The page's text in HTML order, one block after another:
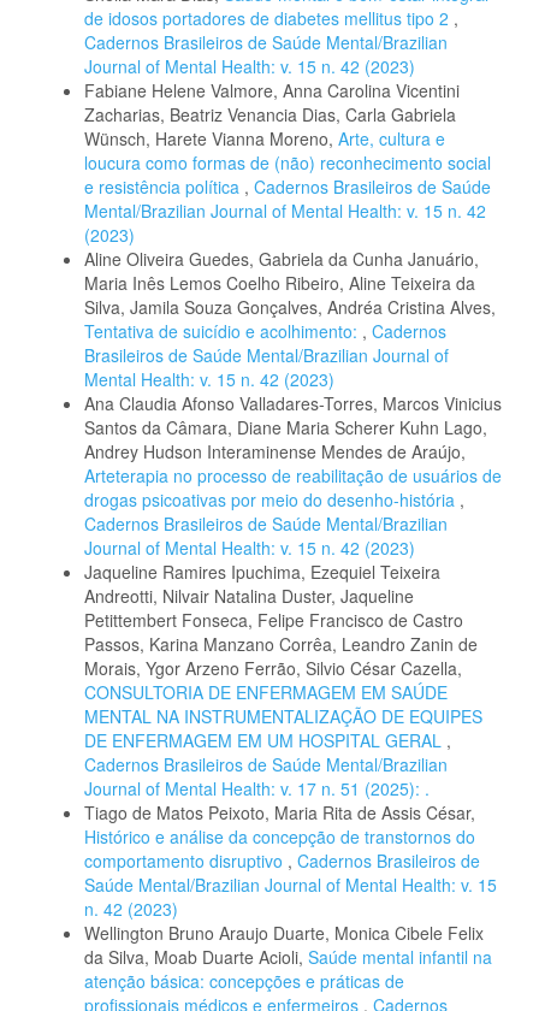
de idosos portadores de diabetes mellitus tipo 2 ,
Cadernos Brasileiros de Saúde Mental/Brazilian
Journal of Mental Health: v. 15 n. 42 (2023)
Fabiane Helene Valmore, Anna Carolina Vicentini
Zacharias, Beatriz Venancia Dias, Carla Gabriela
Wünsch, Harete Vianna Moreno, Arte, cultura e
loucura como formas de (não) reconhecimento social
e resistência política , Cadernos Brasileiros de Saúde
Mental/Brazilian Journal of Mental Health: v. 15 n. 42
(2023)
Aline Oliveira Guedes, Gabriela da Cunha Januário,
Maria Inês Lemos Coelho Ribeiro, Aline Teixeira da
Silva, Jamila Souza Gonçalves, Andréa Cristina Alves,
Tentativa de suicídio e acolhimento: , Cadernos
Brasileiros de Saúde Mental/Brazilian Journal of
Mental Health: v. 15 n. 42 (2023)
Ana Claudia Afonso Valladares-Torres, Marcos Vinicius
Santos da Câmara, Diane Maria Scherer Kuhn Lago,
Andrey Hudson Interaminense Mendes de Araújo,
Arteterapia no processo de reabilitação de usuários de
drogas psicoativas por meio do desenho-história ,
Cadernos Brasileiros de Saúde Mental/Brazilian
Journal of Mental Health: v. 15 n. 42 (2023)
Jaqueline Ramires Ipuchima, Ezequiel Teixeira
Andreotti, Nilvair Natalina Duster, Jaqueline
Petittembert Fonseca, Felipe Francisco de Castro
Passos, Karina Manzano Corrêa, Leandro Zanin de
Morais, Ygor Arzeno Ferrão, Silvio César Cazella,
CONSULTORIA DE ENFERMAGEM EM SAÚDE
MENTAL NA INSTRUMENTALIZAÇÃO DE EQUIPES
DE ENFERMAGEM EM UM HOSPITAL GERAL ,
Cadernos Brasileiros de Saúde Mental/Brazilian
Journal of Mental Health: v. 17 n. 51 (2025): .
Tiago de Matos Peixoto, Maria Rita de Assis César,
Histórico e análise da concepção de transtornos do
comportamento disruptivo , Cadernos Brasileiros de
Saúde Mental/Brazilian Journal of Mental Health: v. 15
n. 42 (2023)
Wellington Bruno Araujo Duarte, Monica Cibele Felix
da Silva, Moab Duarte Acioli, Saúde mental infantil na
atenção básica: concepções e práticas de
profissionais médicos e enfermeiros , Cadernos